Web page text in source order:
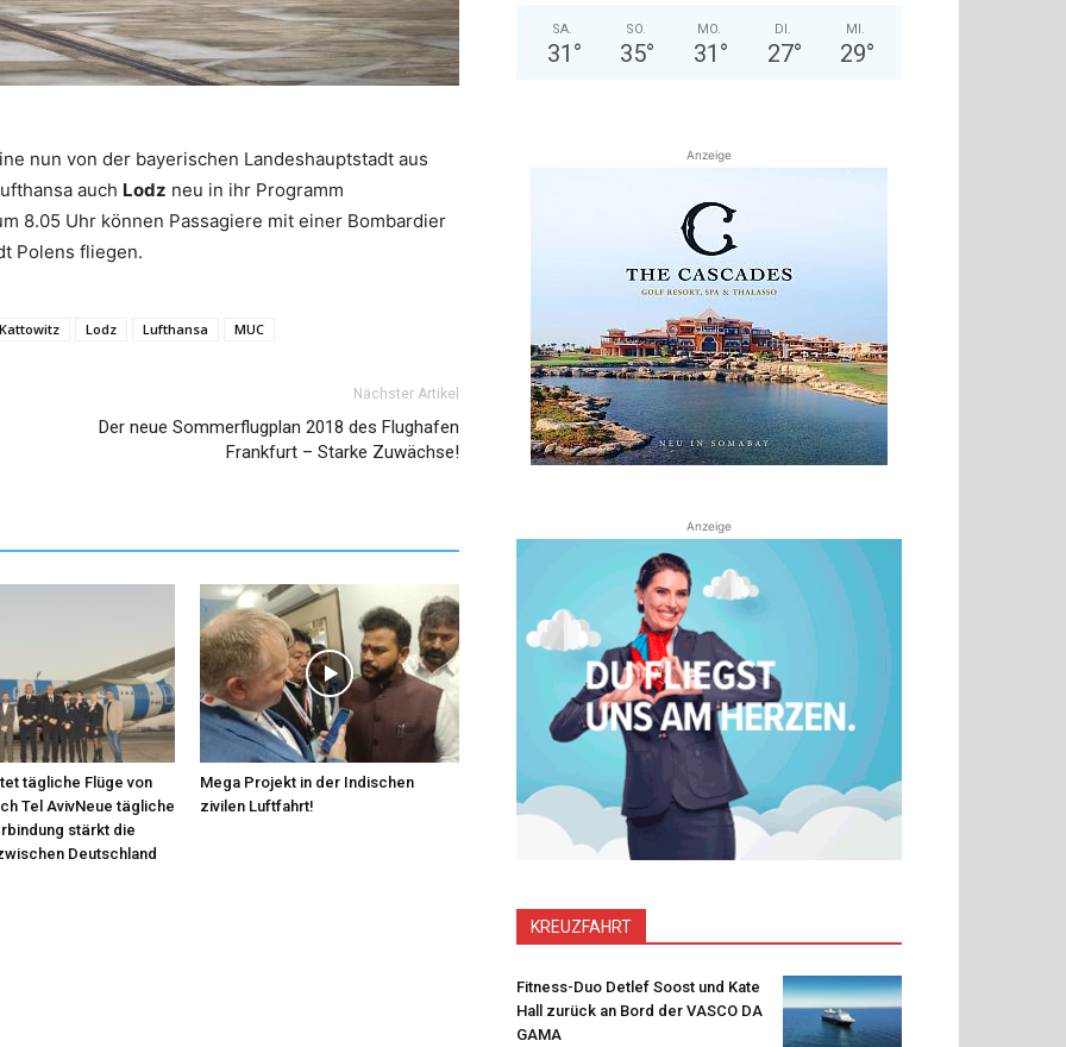
nun von der bayerischen Landeshauptstadt aus
auch Lodz neu in ihr Programm
8.05 Uhr können Passagiere mit einer Bombardier
Polens fliegen.
Kattowitz Lodz Lufthansa MUC
Nächster Artikel
Der neue Sommerflugplan 2018 des Flughafen
Frankfurt – Starke Zuwächse!
tägliche Flüge von
Tel AvivNeue tägliche
stärkt die
Deutschland
Mega Projekt in der Indischen
zivilen Luftfahrt!
SA.
31 °
SO.
35°
MO.
31 °
DI.
27°
MI.
29°
Anzeige
Anzeige
KREUZFAHRT
Fitness-Duo Detlef Soost und Kate
Hall zurück an Bord der VASCO DA
GAMA